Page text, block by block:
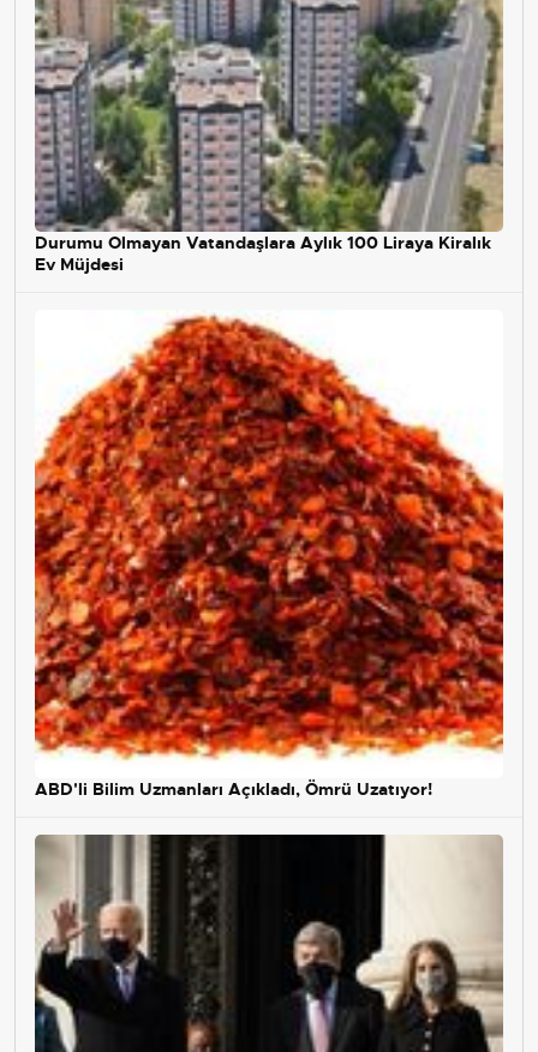
Durumu Olmayan Vatandaşlara Aylık 100 Liraya Kiralık
Ev Müjdesi
ABD'li Bilim Uzmanları Açıkladı, Ömrü Uzatıyor!